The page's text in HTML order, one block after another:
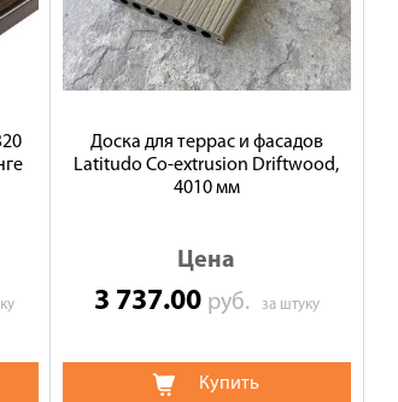
Доска для террас и фасадов
Latitudo Co-extrusion Driftwood,
4010 мм
Цена
3 737.00 руб. за штуку
Купить